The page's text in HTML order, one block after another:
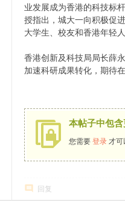
业发展成为香港的科技标
授指出，城大一向积极促
大学生、校友和香港年轻
香港创新及科技局局长薛
加速科研成果转化，期待
本帖子中包
您需要 登录 才可
回复